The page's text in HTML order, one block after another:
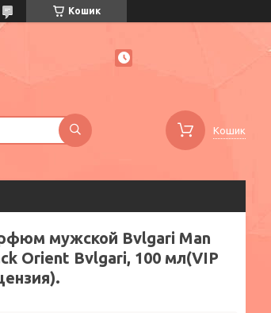
Кошик
Кошик
мужской Bvlgari Man
Orient Bvlgari, 100 мл(VIP